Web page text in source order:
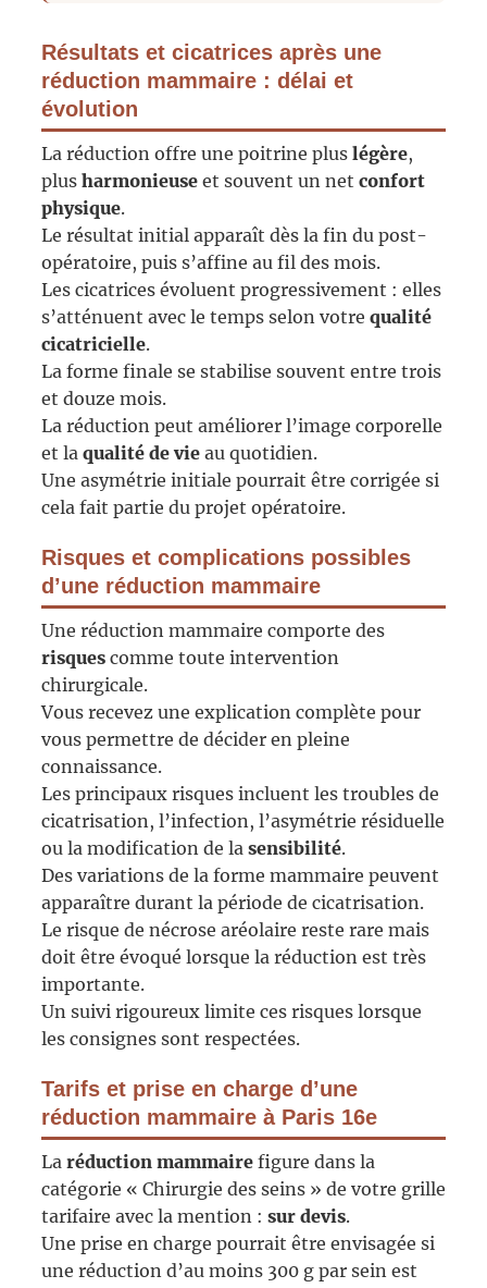
Résultats et cicatrices après une
réduction mammaire : délai et
évolution
La réduction offre une poitrine plus légère,
plus harmonieuseet souvent un net confort
physique.
Le résultat initial apparaît dès la fin du post-
opératoire, puis s’affine au fil des mois.
Les cicatrices évoluent progressivement : elles
s’atténuent avec le temps selon votre qualité
cicatricielle.
La forme finale se stabilise souvent entre trois
et douze mois.
La réduction peut améliorer l’image corporelle
et la qualité de vieau quotidien.
Une asymétrie initiale pourrait être corrigée si
cela fait partie du projet opératoire.
Risques et complications possibles
d’une réduction mammaire
Une réduction mammaire comporte des
risquescomme toute intervention
chirurgicale.
Vous recevez une explication complète pour
vous permettre de décider en pleine
connaissance.
Les principaux risques incluent les troubles de
cicatrisation, l’infection, l’asymétrie résiduelle
ou la modification de la sensibilité.
Des variations de la forme mammaire peuvent
apparaître durant la période de cicatrisation.
Le risque de nécrose aréolaire reste rare mais
doit être évoqué lorsque la réduction est très
importante.
Un suivi rigoureux limite ces risques lorsque
les consignes sont respectées.
Tarifs et prise en charge d’une
réduction mammaire à Paris 16e
La réduction mammairefigure dans la
catégorie « Chirurgie des seins » de votre grille
tarifaire avec la mention : sur devis.
Une prise en charge pourrait être envisagée si
une réduction d’au moins 300 g par sein est